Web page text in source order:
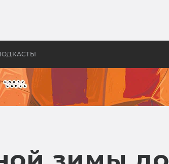
колец»
легенды